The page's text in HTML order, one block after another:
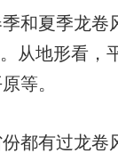
夏季龙卷
从地形看，
等。
有过龙卷